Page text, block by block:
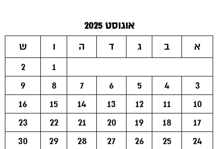
אוגוסט 2025
א
ב ג ד ה ו
ש
1
2
3
4
5
6
7
8
9
10
11
12
13
14
15
16
17
18
19
20
21
22
23
24
25
26
27
28
29
30